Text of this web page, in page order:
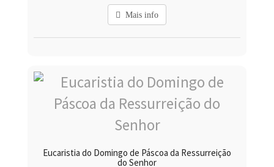
Mais info
Eucaristia do Domingo de Páscoa da Ressurreição
do Senhor